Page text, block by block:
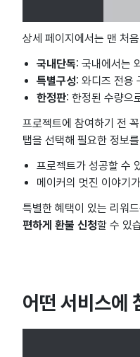
상세 페이지에서는 맨 처
국내단독: 국내에서는
특별구성: 와디즈 전용
한정판: 한정된 수량으
프로젝트에 참여하기 전
탭을 선택해 필요한 정보
프로젝트가 성공할 수
메이커의 멋진 이야기
특별한 혜택이 있는 리워
편하게 환불 신청할 수 있
어떤 서비스에